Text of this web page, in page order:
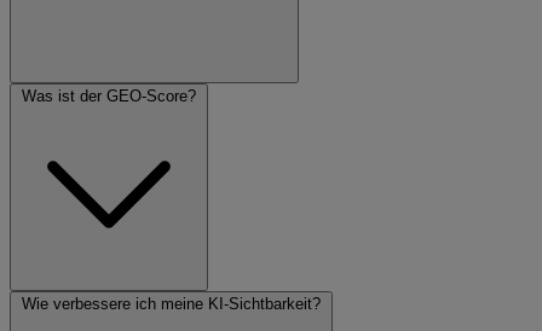
Was ist der GEO-Score?
Wie verbessere ich meine KI-Sichtbarkeit?